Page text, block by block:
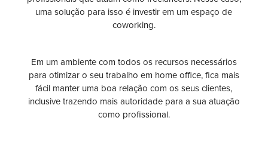
uma solução para isso é investir em um espaço de
coworking.
Em um ambiente com todos os recursos necessários
para otimizar o seu trabalho em home office, fica mais
fácil manter uma boa relação com os seus clientes,
inclusive trazendo mais autoridade para a sua atuação
como profissional.